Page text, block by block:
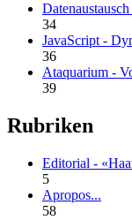
34
JavaScript -
36
Ataquarium -
39
Rubriken
Editorial -
5
Apropos...
58